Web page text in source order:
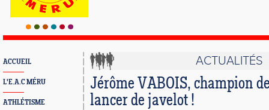
ACCUEIL
L'E.A.C MÉRU
ATHLÉTISME
ACTUALITÉS
Jérôme VABOIS, champion
lancer de javelot !